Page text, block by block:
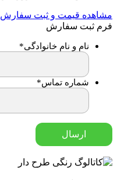
مشاهده قیمت و ثبت سفارش
فرم ثبت سفارش
نام و نام خانوادگی*
شماره تماس*